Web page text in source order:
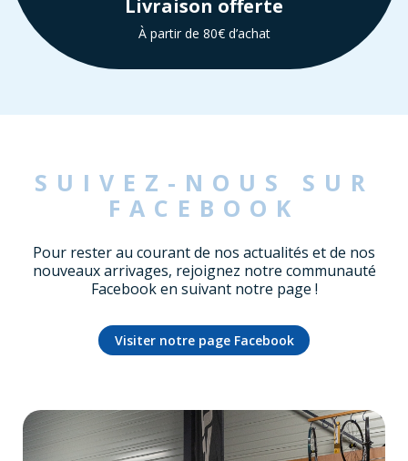
Livraison offerte
À partir de 80€ d’achat
SUIVEZ-NOUS SUR
FACEBOOK
Pour rester au courant de nos actualités et de nos
nouveaux arrivages, rejoignez notre communauté
Facebook en suivant notre page !
Visiter notre page Facebook